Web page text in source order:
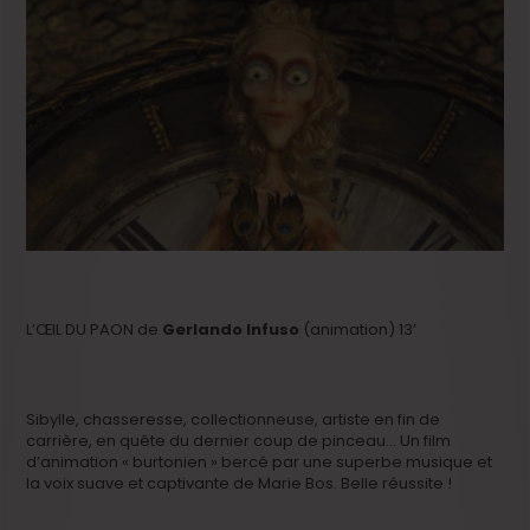
L’ŒIL DU PAON de Gerlando Infuso (animation) 13’
Sibylle, chasseresse, collectionneuse, artiste en fin de
carrière, en quête du dernier coup de pinceau… Un film
d’animation « burtonien » bercé par une superbe musique et
la voix suave et captivante de Marie Bos. Belle réussite !